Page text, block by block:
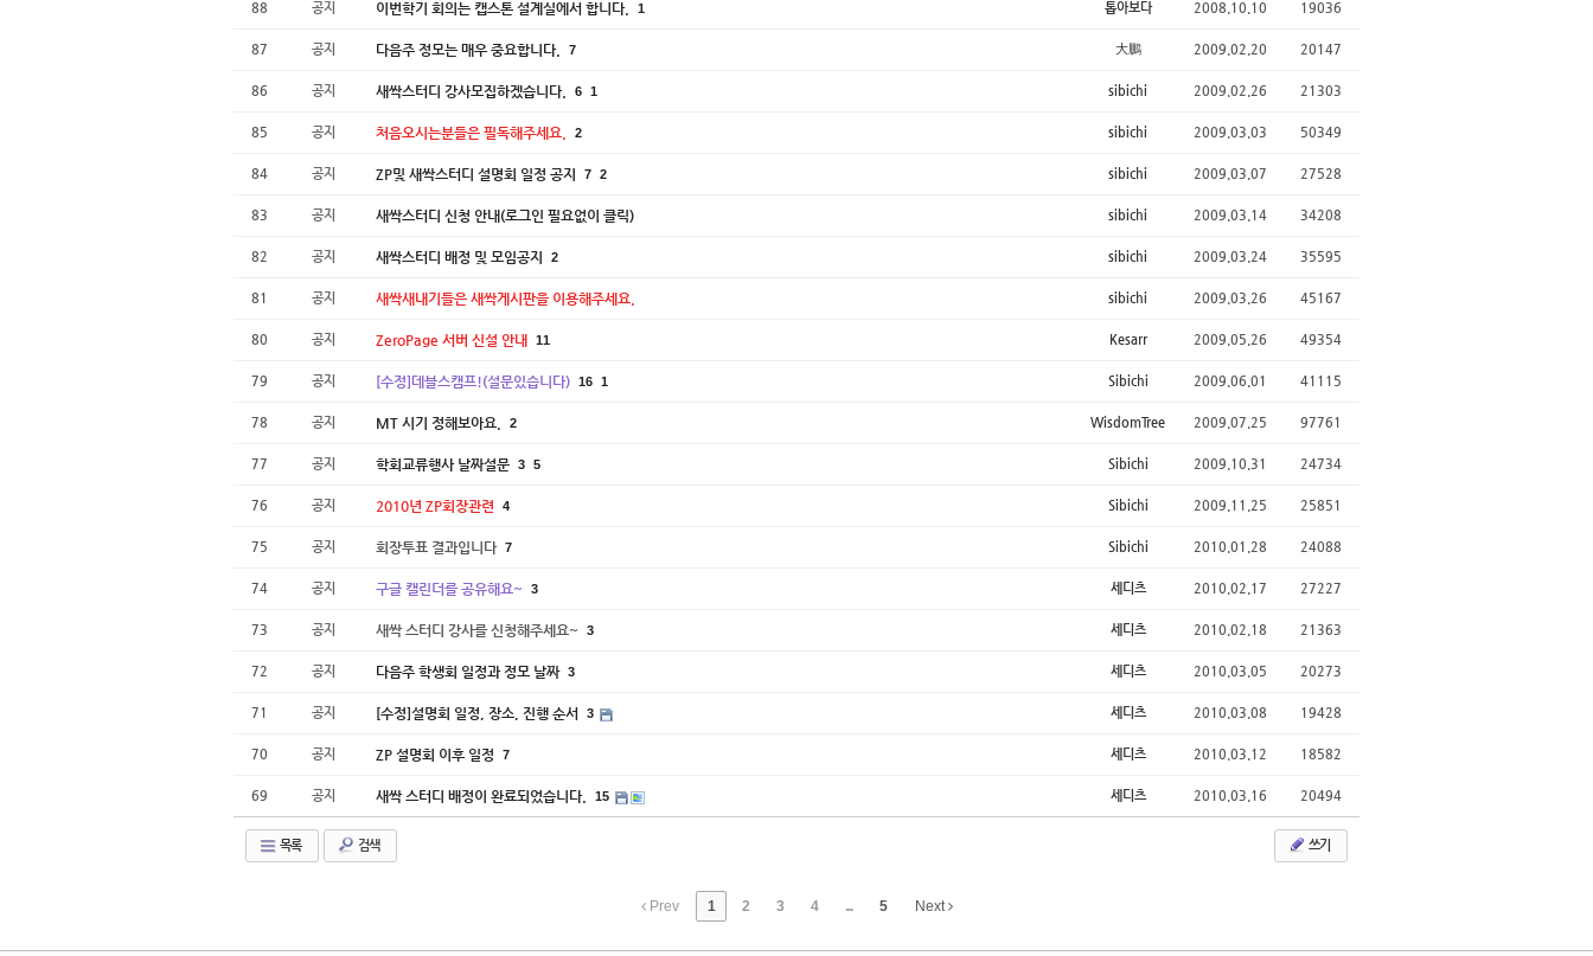
88 공지 이번학기 회의는 캡스톤 설계실에서 합니다. 1 톱아보다 2008.10.10 19036
87 공지 다음주 정모는 매우 중요합니다. 7 大鵬 2009.02.20 20147
86 공지 새싹스터디 강사모집하겠습니다. 6 1 sibichi 2009.02.26 21303
85 공지 처음오시는분들은 필독해주세요. 2 sibichi 2009.03.03 50349
84 공지 ZP및 새싹스터디 설명회 일정 공지 7 2 sibichi 2009.03.07 27528
83 공지 새싹스터디 신청 안내(로그인 필요없이 클릭) sibichi 2009.03.14 34208
82 공지 새싹스터디 배정 및 모임공지 2 sibichi 2009.03.24 35595
81 공지 새싹새내기들은 새싹게시판을 이용해주세요. sibichi 2009.03.26 45167
80 공지 ZeroPage 서버 신설 안내 11 Kesarr 2009.05.26 49354
79 공지 [수정]데블스캠프!(설문있습니다) 16 1 Sibichi 2009.06.01 41115
78 공지 MT 시기 정해보아요. 2 WisdomTree 2009.07.25 97761
77 공지 학회교류행사 날짜설문 3 5 Sibichi 2009.10.31 24734
76 공지 2010년 ZP회장관련 4 Sibichi 2009.11.25 25851
75 공지 회장투표 결과입니다 7 Sibichi 2010.01.28 24088
74 공지 구글 캘린더를 공유해요~ 3 세디츠 2010.02.17 27227
73 공지 새싹 스터디 강사를 신청해주세요~ 3 세디츠 2010.02.18 21363
72 공지 다음주 학생회 일정과 정모 날짜 3 세디츠 2010.03.05 20273
71 공지 [수정]설명회 일정, 장소, 진행 순서 3 세디츠 2010.03.08 19428
70 공지 ZP 설명회 이후 일정 7 세디츠 2010.03.12 18582
69 공지 새싹 스터디 배정이 완료되었습니다. 15 세디츠 2010.03.16 20494
목록 검색 쓰기
Prev 1 2 3 4 ... 5 Next